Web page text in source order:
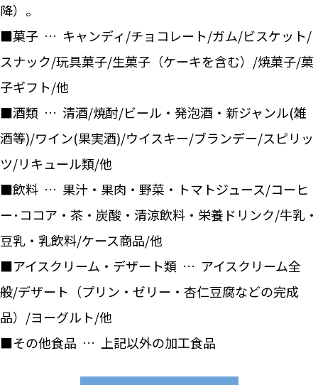
降）。
■菓子 … キャンディ/チョコレート/ガム/ビスケット/
スナック/玩具菓子/生菓子（ケーキを含む）/焼菓子/菓
子ギフト/他
■酒類 … 清酒/焼酎/ビール・発泡酒・新ジャンル(雑
酒等)/ワイン(果実酒)/ウイスキー/ブランデー/スピリッ
ツ/リキュール類/他
■飲料 … 果汁・果肉・野菜・トマトジュース/コーヒ
ー･ココア・茶・炭酸・清涼飲料・栄養ドリンク/牛乳・
豆乳・乳飲料/ケース商品/他
■アイスクリーム・デザート類 … アイスクリーム全
般/デザート（プリン・ゼリー・杏仁豆腐などの完成
品）/ヨーグルト/他
■その他食品 … 上記以外の加工食品